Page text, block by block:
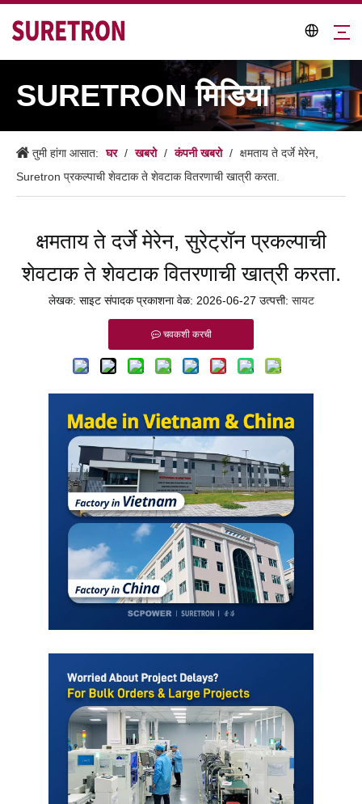
SURETRON मिडिया
तुमी हांगा आसात: घर / खबरो / कंपनी खबरो / क्षमताय ते दर्जे मेरेन,
Suretron प्रकल्पाची शेवटाक ते शेवटाक वितरणाची खात्री करता.
क्षमताय ते दर्जे मेरेन, सुरेट्रॉन प्रकल्पाची
शेवटाक ते शेवटाक वितरणाची खात्री करता.
लेखक: साइट संपादक प्रकाशना वेळ: 2026-06-27 उत्पत्ती: सायट
चवकशी करची